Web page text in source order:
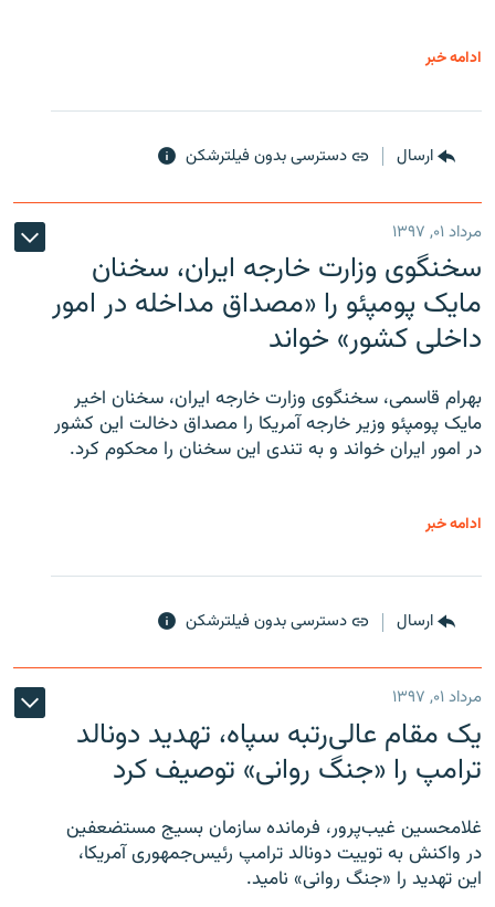
ادامه خبر
ارسال دسترسی بدون فیلترشکن
مرداد ۰۱, ۱۳۹۷
سخنگوی وزارت خارجه ایران، سخنان
مایک پومپئو را «مصداق مداخله در امور
داخلی کشور» خواند
بهرام قاسمی، سخنگوی وزارت خارجه ایران، سخنان اخیر
مایک پومپئو وزیر خارجه آمریکا را مصداق دخالت این کشور
در امور ایران خواند و به تندی این سخنان را محکوم کرد.
ادامه خبر
ارسال دسترسی بدون فیلترشکن
مرداد ۰۱, ۱۳۹۷
یک مقام عالی‌رتبه سپاه، تهدید دونالد
ترامپ را «جنگ روانی» توصیف کرد
غلامحسین غیب‌پرور، فرمانده سازمان بسیج مستضعفین
در واکنش به توییت دونالد ترامپ رئیس‌جمهوری آمریکا،
این تهدید را «جنگ روانی» نامید.